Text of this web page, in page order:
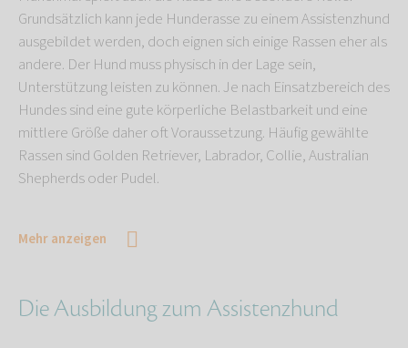
Grundsätzlich kann jede Hunderasse zu einem Assistenzhund
ausgebildet werden, doch eignen sich einige Rassen eher als
andere. Der Hund muss physisch in der Lage sein,
Unterstützung leisten zu können. Je nach Einsatzbereich des
Hundes sind eine gute körperliche Belastbarkeit und eine
mittlere Größe daher oft Voraussetzung. Häufig gewählte
Rassen sind Golden Retriever, Labrador, Collie, Australian
Shepherds oder Pudel.
Mehr anzeigen
Die Ausbildung zum Assistenzhund